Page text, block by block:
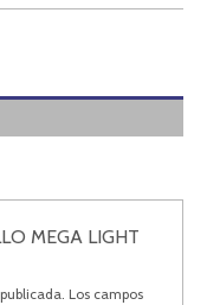
MEGA LIGHT
Los campos